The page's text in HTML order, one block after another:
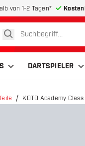
von 1-2 Tagen*
suchen
DARTSPIELER
KOTO Academy